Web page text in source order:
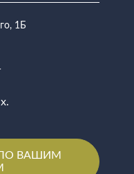
1Б
ВАШИМ